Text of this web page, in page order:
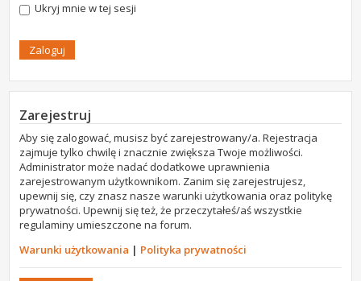
Ukryj mnie w tej sesji
Zarejestruj
Aby się zalogować, musisz być zarejestrowany/a. Rejestracja
zajmuje tylko chwilę i znacznie zwiększa Twoje możliwości.
Administrator może nadać dodatkowe uprawnienia
zarejestrowanym użytkownikom. Zanim się zarejestrujesz,
upewnij się, czy znasz nasze warunki użytkowania oraz politykę
prywatności. Upewnij się też, że przeczytałeś/aś wszystkie
regulaminy umieszczone na forum.
Warunki użytkowania | Polityka prywatności